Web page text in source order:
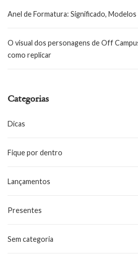
Anel de Formatura: Significado,
O visual dos personagens de Off
como replicar
Categorias
Dicas
Fique por dentro
Lançamentos
Presentes
Sem categoria